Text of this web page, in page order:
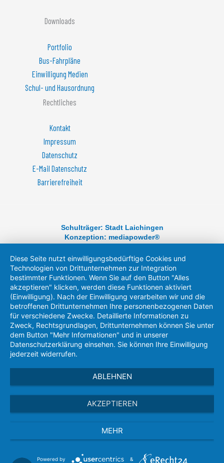
Downloads
Portfolio
Bus-Fahrpläne
Einwilligung Medien
Schul- und Hausordnung
Rechtliches
Kontakt
Impressum
Datenschutz
E-Mail Datenschutz
Barrierefreiheit
Schulträger: Stadt Laichingen
Konzeption: mediapowder®
Diese Seite nutzt einwilligungsbedürftige Cookies und
Technologien von Drittunternehmen zur Integration
bestimmter Funktionen. Wenn Sie auf den Button "Alles
akzeptieren" klicken, werden diese Funktionen aktiviert
(Einwilligung). Nach der Einwilligung verarbeiten wir und die
betroffenen Drittunternehmen Ihre personenbezogenen Daten
für verschiedene Zwecke. Detaillierte Informationen zu
Zweck, Rechtsgrundlagen, Drittunternehmen können Sie unter
dem Button "Mehr Informationen" und in unserer
Datenschutzerklärung einsehen. Sie können Ihre Einwilligung
jederzeit widerrufen.
ABLEHNEN
AKZEPTIEREN
MEHR
Powered by &